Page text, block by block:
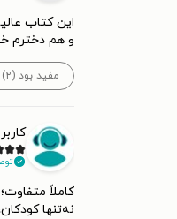
این کتاب
و هم دخترم
مفید بود (۲)
کاربر 7068879
کاملاً
نه‌تنها